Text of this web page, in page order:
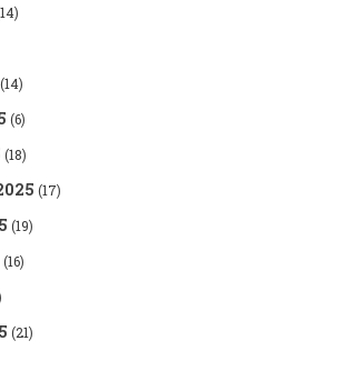
(14)
(6)
(18)
(17)
(19)
(16)
(21)